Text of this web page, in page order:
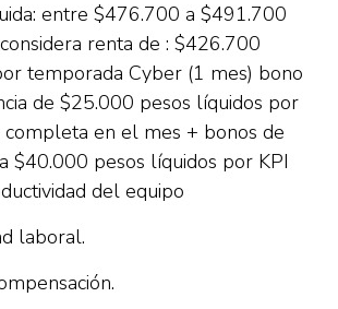
entre $476.700 a $491.700
renta de : $426.700
temporada Cyber (1 mes) bono
de $25.000 pesos líquidos por
completa en el mes + bonos de
$40.000 pesos líquidos por KPI
del equipo
laboral.